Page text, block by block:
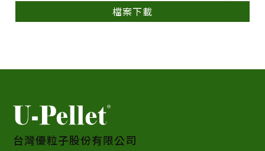
檔案下載
台灣優粒子股份有限公司